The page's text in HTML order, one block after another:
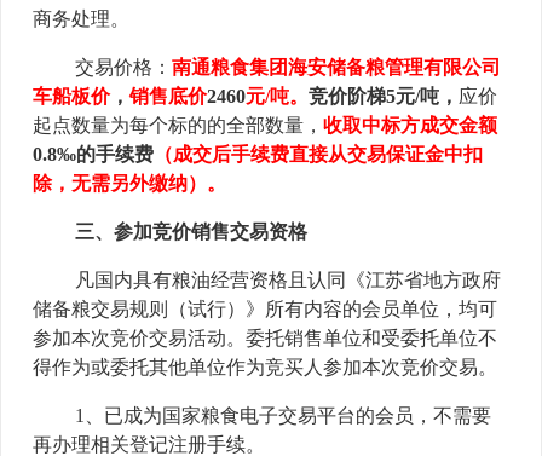
商务处理。
交易价格： 南通粮食集团海安储备粮管理有限公司
车船板价，销售底价2460元/吨。 竞价阶梯5元/吨， 应价
起点数量为每个标的的全部数量， 收取中标方成交金额
0.8‰的手续费（成交后手续费直接从交易保证金中扣
除，无需另外缴纳） 。
三、参加竞价销售交易资格
凡国内具有粮油经营资格且认同《江苏省地方政府
储备粮交易规则（试行）》所有内容的会员单位，均可
参加本次竞价交易活动。委托销售单位和受委托单位不
得作为或委托其他单位作为竞买人参加本次竞价交易。
1、已成为国家粮食电子交易平台的会员，不需要
再办理相关登记注册手续。